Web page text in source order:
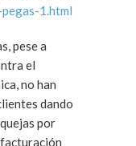
1.html
pese a
el
no han
dando
por